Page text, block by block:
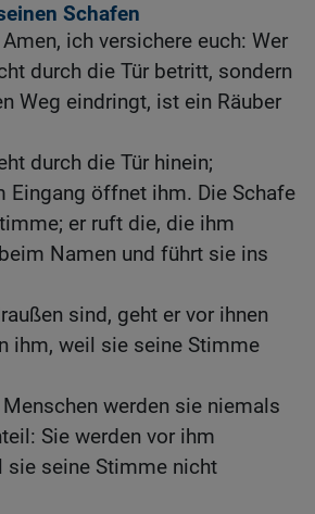
Schafen
ich versichere euch: Wer
durch die Tür betritt, sondern
Weg eindringt, ist ein Räuber
durch die Tür hinein;
Eingang öffnet ihm. Die Schafe
er ruft die, die ihm
Namen und führt sie ins
sind, geht er vor ihnen
ihm, weil sie seine Stimme
werden sie niemals
Sie werden vor ihm
sie seine Stimme nicht